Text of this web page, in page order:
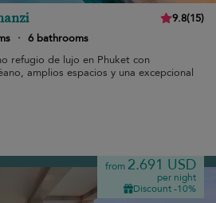
9.8(15)
· 6 bathrooms
refugio de lujo en Phuket con
amplios espacios y una excepcional
from 2.691 USD
per night
Discount -10%